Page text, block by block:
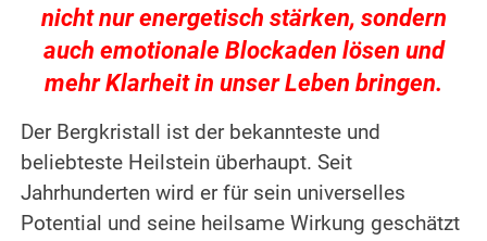
nicht nur energetisch stärken, sondern
auch emotionale Blockaden lösen und
mehr Klarheit in unser Leben bringen.
Der Bergkristall ist der bekannteste und
beliebteste Heilstein überhaupt.Seit
Jahrhunderten wird er für sein universelles
Potential und seine heilsame Wirkung geschätzt